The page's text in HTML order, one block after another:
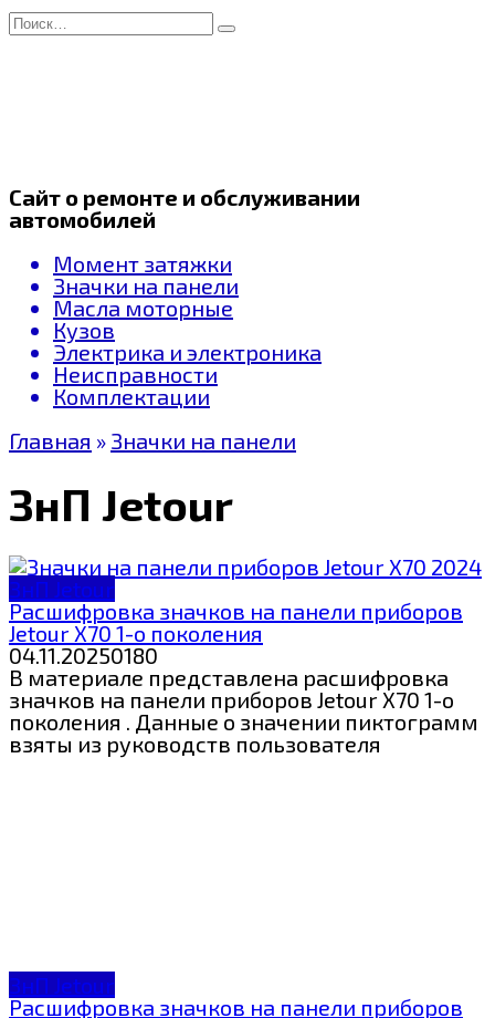
Перейти
к
Search
for:
Сайт о ремонте и обслуживании
автомобилей
Момент затяжки
Значки на панели
Масла моторные
Кузов
Электрика и электроника
Неисправности
Комплектации
Главная » Значки на панели
ЗнП Jetour
ЗнП Jetour
Расшифровка значков на панели приборов
Jetour X70 1-о поколения
04.11.20250180
В материале представлена расшифровка
значков на панели приборов Jetour X70 1-о
поколения . Данные о значении пиктограмм
взяты из руководств пользователя
ЗнП Jetour
Расшифровка значков на панели приборов